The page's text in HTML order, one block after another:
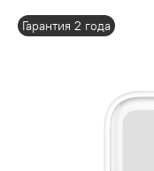
Гарантия 2 года